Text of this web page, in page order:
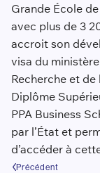
Grande École
avec plus de 3
accroit son
visa du
Recherche et de
Diplôme
PPA Business
par l’État et
d’accéder à
Précédent